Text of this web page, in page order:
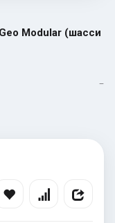
Modular (шасси
—